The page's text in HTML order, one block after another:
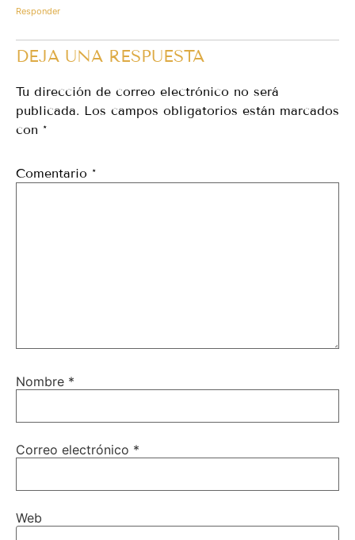
Responder
DEJA UNA RESPUESTA
Tu dirección de correo electrónico no será
publicada. Los campos obligatorios están marcados
con *
Comentario *
Nombre *
Correo electrónico *
Web